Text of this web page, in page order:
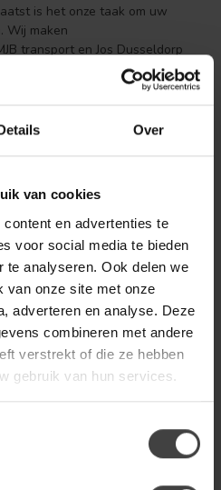
Over
van cookies
en advertenties te
voor social media te bieden
te analyseren. Ook delen we
van onze site met onze
adverteren en analyse. Deze
combineren met andere
verstrekt of die ze hebben
gebruik van hun services.
is het onze taak om uw
Wij maken
transport en Jos Dusseldorp
de leveringen. Het is daarvoor
adres en woonplaatsgegevens
transport delen. MJB
gebruikt deze gegevens
ook aan deze partijen ter
en boekhouding
van
adres en woonplaatsgegevens
van verkoopfacturen. Uw
verzonden en
Exact online gebruikt uw
doeleinden dan hierboven